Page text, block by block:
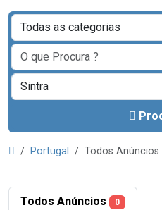
Portugal Todos
Todos Anúncios 0